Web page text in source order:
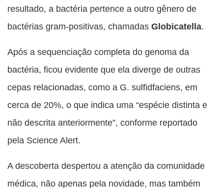
resultado, a bactéria pertence a outro gênero de
bactérias gram-positivas, chamadas Globicatella.
Após a sequenciação completa do genoma da
bactéria, ficou evidente que ela diverge de outras
cepas relacionadas, como a G. sulfidfaciens, em
cerca de 20%, o que indica uma “espécie distinta e
não descrita anteriormente”, conforme reportado
pela Science Alert.
A descoberta despertou a atenção da comunidade
médica, não apenas pela novidade, mas também